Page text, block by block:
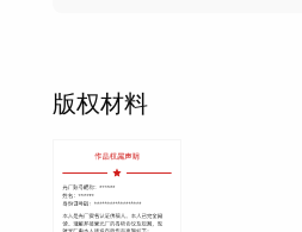
版权材料